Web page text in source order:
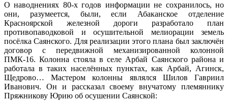
О наводнениях 80-х годов информации не сохранилось, но
они, разумеется, были, если Абаканское отделение
Красноярской железной дороги разработало план
противопаводковой и осушительной мелиорации земель
посёлка Саянского. Для реализации этого плана был заключён
договор с передвижной механизированной колонной
ПМК-16. Колонна стояла в селе Арбай Саянского района и
работала в таких населённых пунктах, как Арбай, Агинск,
Щедрово… Мастером колонны являлся Шилов Гавриил
Иванович. Он и рассказал своему внучатому племяннику
Пряжникову Юрию об осушении Саянской: